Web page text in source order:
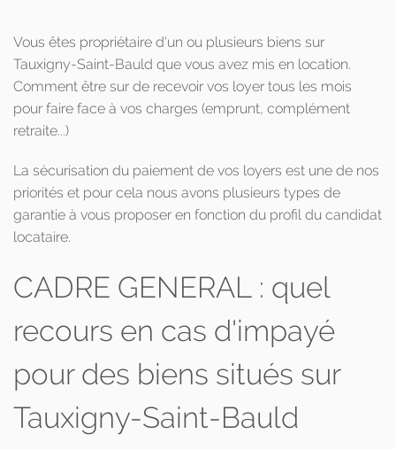
Vous êtes propriétaire d'un ou plusieurs biens sur
Tauxigny-Saint-Bauld que vous avez mis en location.
Comment être sur de recevoir vos loyer tous les mois
pour faire face à vos charges (emprunt, complément
retraite...)
La sécurisation du paiement de vos loyers est une de nos
priorités et pour cela nous avons plusieurs types de
garantie à vous proposer en fonction du profil du candidat
locataire.
CADRE GENERAL : quel
recours en cas d'impayé
pour des biens situés sur
Tauxigny-Saint-Bauld